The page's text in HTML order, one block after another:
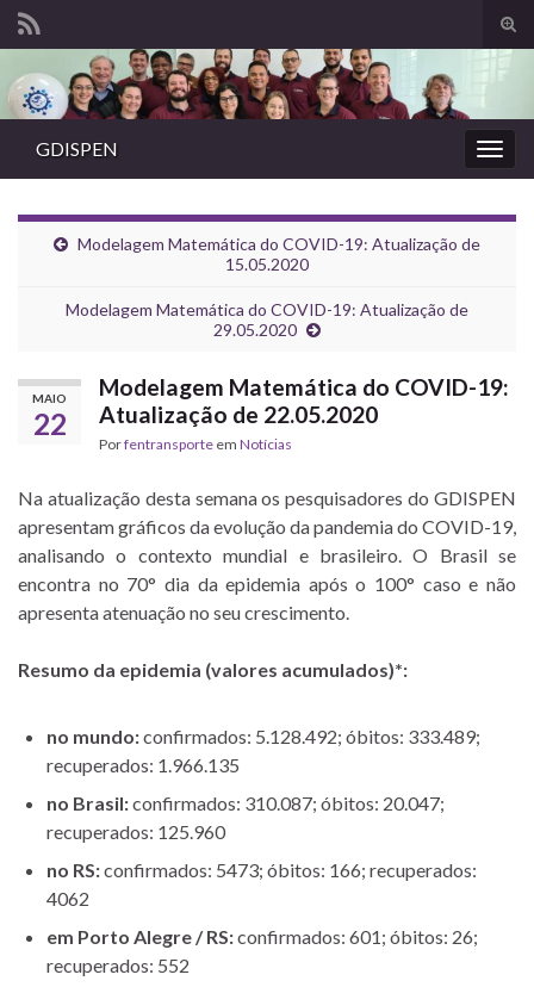
de
Search for:
GDISPEN
Modelagem Matemática do COVID-19: Atualização de
15.05.2020
Modelagem Matemática do COVID-19: Atualização de
29.05.2020
MAIO
22
Modelagem Matemática do COVID-19:
Atualização de 22.05.2020
Porfentransporte em Notícias
Na atualização desta semana os pesquisadores do GDISPEN
apresentam gráficos da evolução da pandemia do COVID-19,
analisando o contexto mundial e brasileiro. O Brasil se
encontra no 70° dia da epidemia após o 100° caso e não
apresenta atenuação no seu crescimento.
Resumo da epidemia (valores acumulados)*:
no mundo:confirmados: 5.128.492; óbitos: 333.489;
recuperados: 1.966.135
no Brasil:confirmados: 310.087; óbitos: 20.047;
recuperados: 125.960
no RS:confirmados: 5473; óbitos: 166; recuperados:
4062
em Porto Alegre / RS:confirmados: 601; óbitos: 26;
recuperados: 552